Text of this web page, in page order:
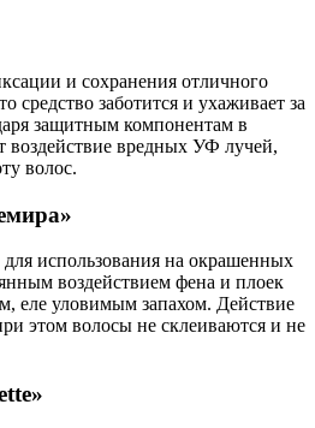
и сохранения отличного
средство заботится и ухаживает за
защитным компонентам в
воздействие вредных УФ лучей,
волос.
использования на окрашенных
воздействием фена и плоек
еле уловимым запахом. Действие
этом волосы не склеиваются и не